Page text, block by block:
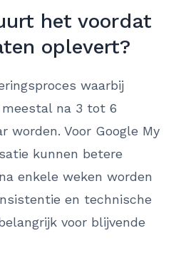
het voordat
oplevert?
waarbij
na 3 tot 6
worden. Voor Google My
kunnen betere
enkele weken worden
en technische
voor blijvende